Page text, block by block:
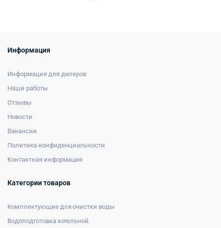
Информация
Информация для дилеров
Наши работы
Отзывы
Новости
Вакансии
Политика конфиденциальности
Контактная информация
Категории товаров
Комплектующие для очистки воды
Водоподготовка котельной